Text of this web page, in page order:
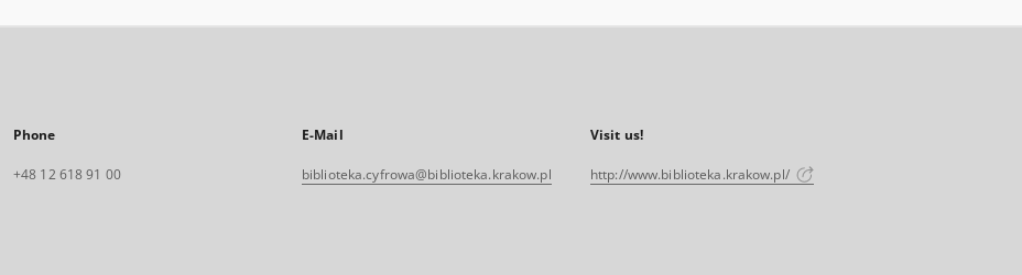
Phone
+48 12 618 91 00
E-Mail
biblioteka.cyfrowa@biblioteka.krakow.pl
Visit us!
http://www.biblioteka.krakow.pl/